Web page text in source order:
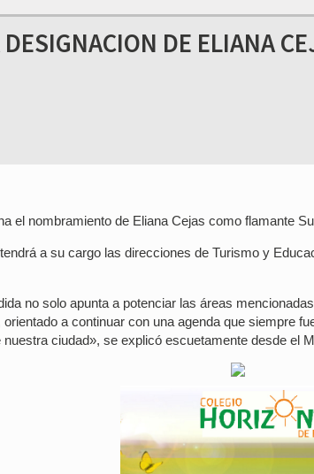
DE ELIANA
el nombramiento de Eliana Cejas como flamante
a su cargo las direcciones de Turismo y
no solo apunta a potenciar las áreas
a continuar con una agenda que siempre
ciudad», se explicó escuetamente desde el